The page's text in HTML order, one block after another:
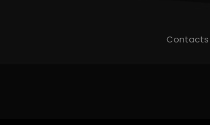
Contacts